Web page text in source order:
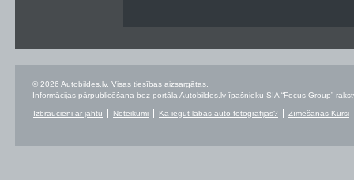
© 2026 Autobildes.lv. Visas tiesības aizsargātas.
Informācijas pārpublicēšana bez portāla Autobildes.lv īpašnieku SIA “Focus Group”
Izbraucieni ar jahtu Noteikumi Kā iegūt labas auto fotogrāfijas? Zīmēšanas Kursi